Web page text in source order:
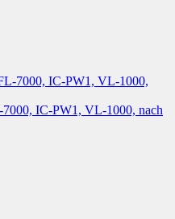
IC-PW1, VL-1000, nach